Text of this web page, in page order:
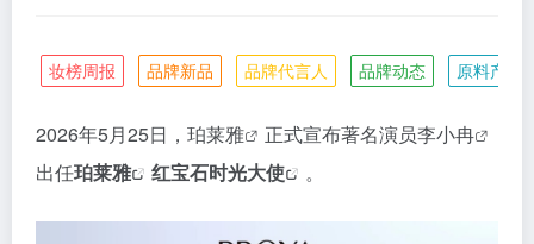
妆榜周报 品牌新品 品牌代言人 品牌动态 原料产业
2026年5月25日， 珀莱雅 正式宣布著名演员李小冉
出任珀莱雅 红宝石时光大使 。